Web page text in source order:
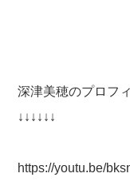
深津美穂のプロフ
↓↓↓↓↓↓
https://youtu.be/